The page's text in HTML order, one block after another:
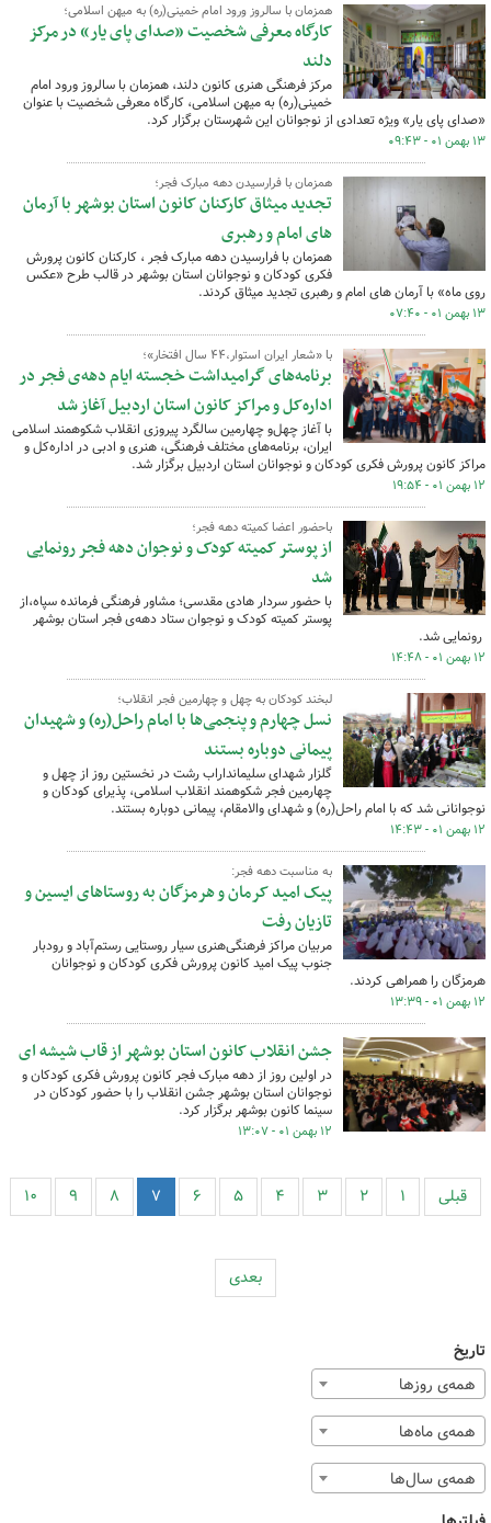
همزمان با سالروز ورود امام خمینی(ره) به میهن اسلامی؛
کارگاه معرفی شخصیت «صدای پای یار» در مرکز
دلند
مرکز فرهنگی هنری کانون دلند، همزمان با سالروز ورود امام
خمینی(ره) به میهن اسلامی، کارگاه معرفی شخصیت با عنوان
«صدای پای یار» ویژه تعدادی از نوجوانان این شهرستان برگزار کرد.
۱۳ بهمن ۰۱ - ۰۹:۴۳
همزمان با فرارسیدن دهه مبارک فجر؛
تجدید میثاق کارکنان کانون استان بوشهر با آرمان
های امام و رهبری
همزمان با فرارسیدن دهه مبارک فجر ، کارکنان کانون پرورش
فکری کودکان و نوجوانان استان بوشهر در قالب طرح «عکس
روی ماه» با آرمان های امام و رهبری تجدید میثاق کردند.
۱۳ بهمن ۰۱ - ۰۷:۴۰
با «شعار ایران استوار،۴۴ سال افتخار»؛
برنامه‌های گرامیداشت خجسته ایام دهه‌ی فجر در
اداره‌کل و مراکز کانون استان اردبیل آغاز شد
با آغاز چهل‌و چهارمین سالگرد پیروزی انقلاب شکوهمند اسلامی
ایران، برنامه‌های مختلف فرهنگی، هنری و ادبی در اداره‌کل و
مراکز کانون پرورش فکری کودکان و نوجوانان استان اردبیل برگزار شد.
۱۲ بهمن ۰۱ - ۱۹:۵۴
باحضور اعضا کمیته دهه فجر؛
از پوستر کمیته کودک و نوجوان دهه فجر رونمایی
شد
با حضور سردار هادی مقدسی؛ مشاور فرهنگی فرمانده سپاه،از
پوستر کمیته کودک و نوجوان ستاد دهه‌ی فجر استان بوشهر
رونمایی شد.
۱۲ بهمن ۰۱ - ۱۴:۴۸
لبخند کودکان به چهل و چهارمین فجر انقلاب؛
نسل چهارم و پنجمی‌ها با امام راحل(ره) و شهیدان
پیمانی دوباره بستند
گلزار شهدای سلیمانداراب رشت در نخستین روز از چهل و
چهارمین فجر شکوهمند انقلاب اسلامی، پذیرای کودکان و
نوجوانانی شد که با امام راحل(ره) و شهدای والامقام، پیمانی دوباره بستند.
۱۲ بهمن ۰۱ - ۱۴:۴۳
به مناسبت دهه فجر:
پیک امید کرمان و هرمزگان به روستاهای ایسین و
تازیان رفت
مربیان مراکز فرهنگی‌هنری سیار روستایی رستم‌آباد و رودبار
جنوب پیک امید کانون پرورش فکری کودکان و نوجوانان
هرمزگان را همراهی کردند.
۱۲ بهمن ۰۱ - ۱۳:۳۹
جشن انقلاب کانون استان بوشهر از قاب شیشه ای
در اولین روز از دهه مبارک فجر کانون پرورش فکری کودکان و
نوجوانان استان بوشهر جشن انقلاب را با حضور کودکان در
سینما کانون بوشهر برگزار کرد.
۱۲ بهمن ۰۱ - ۱۳:۰۷
قبلی ۱ ۲ ۳ ۴ ۵ ۶ ۷ ۸ ۹ ۱۰
بعدی
تاریخ
همه‌ی روزها
همه‌ی ماه‌ها
همه‌ی سال‌ها